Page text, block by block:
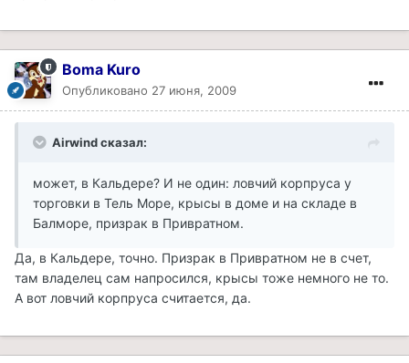
Boma Kuro
Опубликовано 27 июня, 2009
Airwind сказал:
может, в Кальдере? И не один: ловчий корпруса у
торговки в Тель Море, крысы в доме и на складе в
Балморе, призрак в Привратном.
Да, в Кальдере, точно. Призрак в Привратном не в счет,
там владелец сам напросился, крысы тоже немного не то.
А вот ловчий корпруса считается, да.